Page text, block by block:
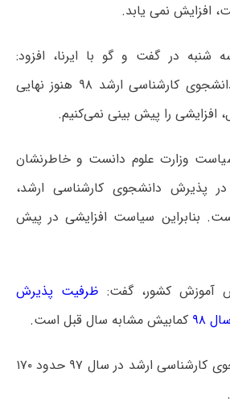
شنبه در گفت و گو با ایرنا، افزود:
ظرفیت‌های پذیرش دانشجوی کارشناسی ارشد ۹۸ هنوز نهایی
افزایشی را پیش بینی نمی‌کنیم.
وزارت علوم دانست و خاطرنشان
در پذیرش دانشجوی کارشناسی ارشد،
بنابراین سیاست افزایشی در پیش
آموزش کشور، گفت: ظرفیت پذیرش
۹۸
کمابیش مشابه سال قبل است.
ظرفیت پذیرش دانشجوی کارشناسی ارشد در سال ۹۷ حدود ۱۷۰